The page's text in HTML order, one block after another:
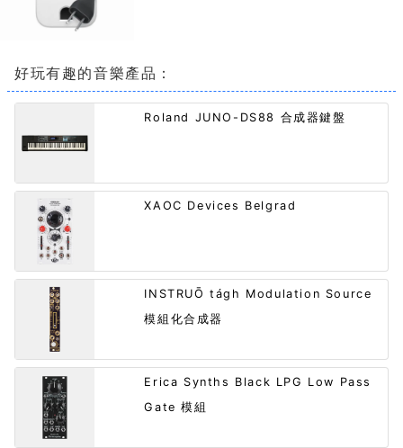
好玩有趣的音樂產品：
Roland JUNO-DS88 合成器鍵盤
XAOC Devices Belgrad
INSTRUŌ tágh Modulation Source
模組化合成器
Erica Synths Black LPG Low Pass
Gate 模組